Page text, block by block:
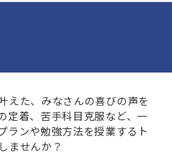
えた、みなさんの喜びの声を
定着、苦手科目克服など、一
ランや勉強方法を授業するト
ませんか？